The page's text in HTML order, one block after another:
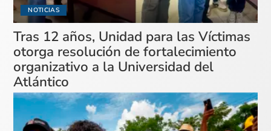
NOTICIAS
Tras 12 años, Unidad para las Víctimas
otorga resolución de fortalecimiento
organizativo a la Universidad del
Atlántico